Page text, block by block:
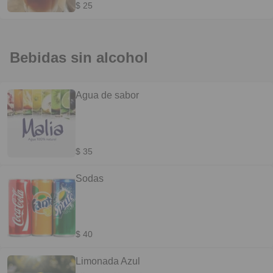
$ 25
Bebidas sin alcohol
Agua de sabor
$ 35
Sodas
$ 40
Limonada Azul